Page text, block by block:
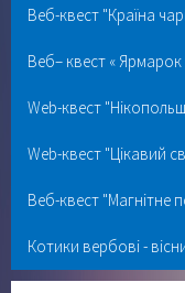
Веб-квест "Країна
Веб– квест «
Web-квест
Web-квест "Цікавий
Веб-квест "Магнітне
Котики вербові -